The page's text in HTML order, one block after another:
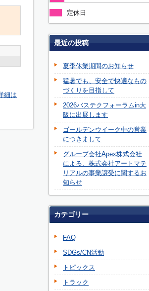
細は
定休日
最近の投稿
夏季休業期間のお知らせ
猛暑でも、安全で快適なもの
づくりを目指して
2026バステクフォーラムin大
阪に出展します
ゴールデンウイーク中の営業
につきまして
グループ会社Apex株式会社
による、株式会社アートマテ
リアルの事業譲受に関するお
知らせ
カテゴリー
FAQ
SDGs/CN活動
トピックス
トラック